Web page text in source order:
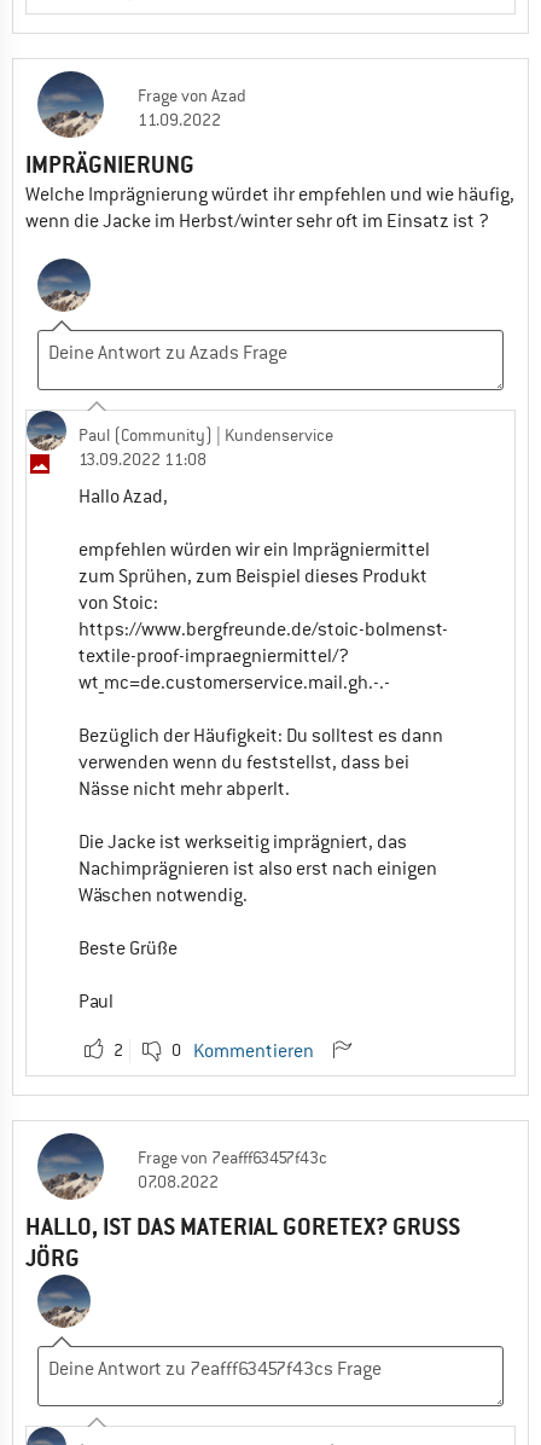
Fragevon Azad
11.09.2022
IMPRÄGNIERUNG
Welche Imprägnierung würdet ihr empfehlen und wie häufig,
wenn die Jacke im Herbst/winter sehr oft im Einsatz ist ?
Paul (Community)
| Kundenservice
13.09.2022 11:08
Hallo Azad,
empfehlen würden wir ein Imprägniermittel
zum Sprühen, zum Beispiel dieses Produkt
von Stoic:
https://www.bergfreunde.de/stoic-bolmenst-
textile-proof-impraegniermittel/?
wt_mc=de.customerservice.mail.gh.-.-
Bezüglich der Häufigkeit: Du solltest es dann
verwenden wenn du feststellst, dass bei
Nässe nicht mehr abperlt.
Die Jacke ist werkseitig imprägniert, das
Nachimprägnieren ist also erst nach einigen
Wäschen notwendig.
Beste Grüße
Paul
2 0 Kommentieren
Fragevon 7eafff63457f43c
07.08.2022
HALLO, IST DAS MATERIAL GORETEX? GRUSS J
ÖRG